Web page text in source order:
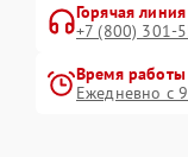
Горячая линия
+7 (800) 301-
Время работы
Ежедневно с